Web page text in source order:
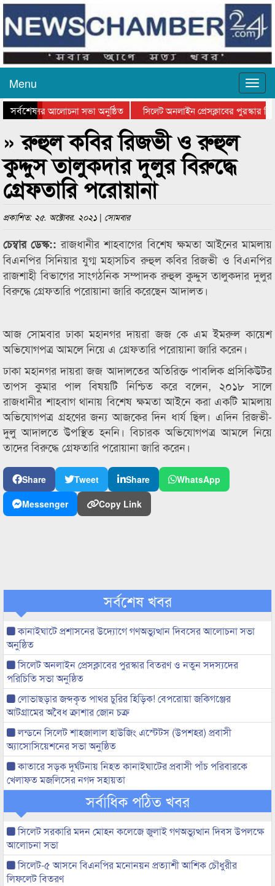
Menu
সর্বশেষ
দিবসের আলোচনা সভা অনুষ্ঠিত
সিলেট অনলাইন প্রেসক্লাবের পুরস্কার
আলোচনা সভা ও সম্মাননা প্রদান
কানাইঘাটের কিশোর আহাদের খুনি
» রুহুল কবির রিজভী ও রুহুল
কুদ্দুস তালুকদার দুলুর বিরুদ্ধে
গ্রেফতারি পরোয়ানা
প্রকাশিত: ২৫. অক্টোবর. ২০২১ | সোমবার
চেম্বার ডেস্ক::রাজধানীর শাহবাগের বিশেষ ক্ষমতা আইনের মামলায়
বিএনপির সিনিয়ার যুগ্ম মহাসচিব রুহুল কবির রিজভী ও বিএনপির
রাজশাহী বিভাগের সাংগঠনিক সম্পাদক রুহুল কুদ্দুস তালুকদার দুলুর
বিরুদ্ধে গ্রেফতারি পরোয়ানা জারি করেছেন আদালত।
আজ সোমবার ঢাকা মহানগর দায়রা জজ কে এম ইমরুল কায়েশ
অভিযোগপত্র আমলে নিয়ে এ গ্রেফতারি পরোয়ানা জারি করেন।
ঢাকা মহানগর দায়রা জজ আদালতের অতিরিক্ত পাবলিক প্রসিকিউটর
তাপস কুমার পাল বিষয়টি নিশ্চিত করে বলেন, ২০১৮ সালে
রাজধানীর শাহবাগ থানায় বিশেষ ক্ষমতা আইনে করা একটি মামলায়
অভিযোগপত্র গ্রহণের জন্য আজকের দিন ধার্য ছিল। এদিন রিজভী-
দুলু আদালতে উপস্থিত হননি। বিচারক অভিযোগপত্র আমলে নিয়ে
তাদের বিরুদ্ধে গ্রেফতারি পরোয়ানা জারি করেন।
Share Tweet Share
WhatsApp
Messenger
Copy Link
সর্বশেষ খবর
কানাইঘাটে প্রশাসনের উদ্যোগে গণঅভ্যুত্থান দিবসের আলোচনা সভা
অনুষ্ঠিত
সিলেট অনলাইন প্রেসক্লাবের পুরস্কার বিতরণ ও নতুন সদস্যদের
পরিচিতি সভা অনুষ্ঠিত
লোভাছড়ার জব্দকৃত পাথর চুরির হিড়িক! বেপরোয়া জকিগঞ্জের
আটগ্রামের অবৈধ ক্রাশার জোন চক্র
লন্ডনে সিলেট শাহজালাল হাউজিং এস্টেটস (উপশহর) প্রবাসী
অ্যাসোসিয়েশনের সভা অনুষ্ঠিত
কাতারে সড়ক দুর্ঘটনায় নিহত কানাইঘাটের প্রবাসী পাঁচ পরিবারকে
খেলাফত মজলিসের নগদ সহায়তা
সর্বাধিক পঠিত খবর
সিলেট সরকারি মদন মোহন কলেজে জুলাই গণঅভ্যুত্থান দিবস উপলক্ষে
আলোচনা সভা
সিলেট-৫ আসনে বিএনপির মনোনয়ন প্রত্যাশী আশিক চৌধুরীর
লিফলেট বিতরণ